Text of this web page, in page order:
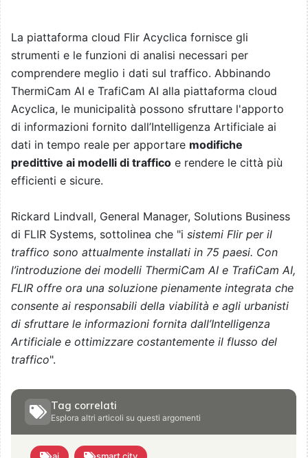
La piattaforma cloud Flir Acyclica fornisce gli
strumenti e le funzioni di analisi necessari per
comprendere meglio i dati sul traffico. Abbinando
ThermiCam AI e TrafiCam AI alla piattaforma cloud
Acyclica, le municipalità possono sfruttare l'apporto
di informazioni fornito dall’Intelligenza Artificiale ai
dati in tempo reale per apportare modifiche
predittive ai modelli di traffico e rendere le città più
efficienti e sicure.
Rickard Lindvall, General Manager, Solutions Business
di FLIR Systems, sottolinea che "i sistemi Flir per il
traffico sono attualmente installati in 75 paesi. Con
l’introduzione dei modelli ThermiCam AI e TrafiCam AI,
FLIR offre ora una soluzione pienamente integrata che
consente ai responsabili della viabilità e agli urbanisti
di sfruttare le informazioni fornita dall’Intelligenza
Artificiale e ottimizzare costantemente il flusso del
traffico".
Tag correlati
Esplora altri articoli su questi argomenti